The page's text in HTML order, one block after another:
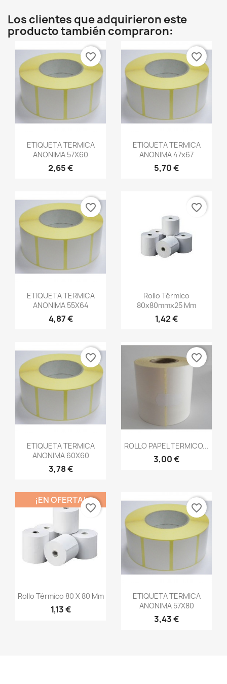
Los clientes que adquirieron este
producto también compraron:
Vista rápida
ETIQUETA TERMICA
ANONIMA 57X60
2,65 €
favorite_border
Vista rápida
ETIQUETA TERMICA
ANONIMA 47x67
5,70 €
favorite_border
Vista rápida
ETIQUETA TERMICA
ANONIMA 55X64
4,87 €
favorite_border
Vista rápida
Rollo Térmico
80x80mmx25 Mm
1,42 €
favorite_border
Vista rápida
ETIQUETA TERMICA
ANONIMA 60X60
3,78 €
favorite_border
Vista rápida
ROLLO PAPEL TERMICO...
3,00 €
favorite_border
Vista rápida
Rollo Térmico 80 X 80 Mm
1,13 €
¡EN OFERTA!
favorite_border
Vista rápida
ETIQUETA TERMICA
ANONIMA 57X80
3,43 €
favorite_border